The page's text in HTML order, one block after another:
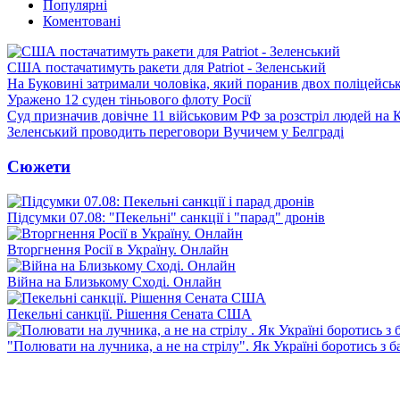
Популярні
Коментовані
США постачатимуть ракети для Patriot - Зеленський
На Буковині затримали чоловіка, який поранив двох
Уражено 12 суден тіньового флоту Росії
Суд призначив довічне 11 військовим РФ за розстріл людей на
Зеленський проводить переговори Вучичем у Белграді
Сюжети
Підсумки 07.08: "Пекельні" санкції і "парад" дронів
Вторгнення Росії в Україну. Онлайн
Війна на Близькому Сході. Онлайн
Пекельні санкції. Рішення Сената США
"Полювати на лучника, а не на стрілу". Як Україні боротись з